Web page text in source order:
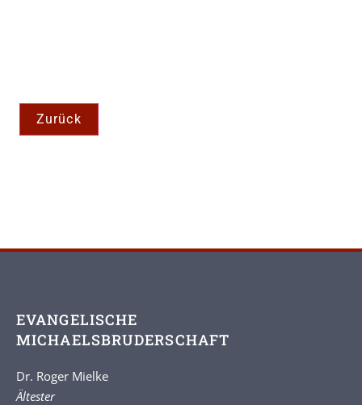
EVANGELISCHE
MICHAELSBRUDERSCHAFT
Dr. Roger Mielke
Ältester